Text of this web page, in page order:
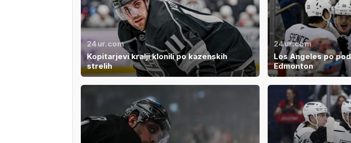
24ur.com
Kopitarjevi kralji klonili po kazenskih
strelih
24ur.com
Los Angeles po
Edmonton